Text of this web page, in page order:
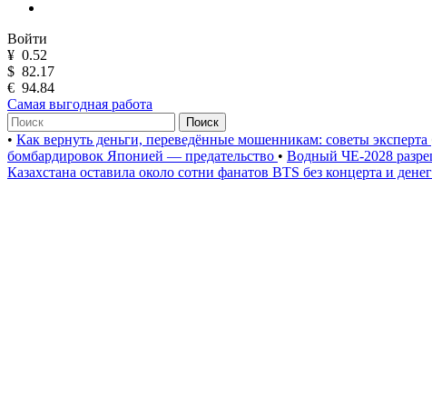
Войти
¥ 0.52
$ 82.17
€ 94.84
Самая выгодная работа
Поиск
• Как вернуть деньги, переведённые мошенникам: советы эксперта
бомбардировок Японией — предательство • Водный ЧЕ-2028
Казахстана оставила около сотни фанатов BTS без концерта и денег